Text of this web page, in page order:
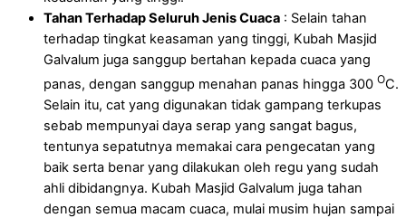
Tahan Terhadap Seluruh Jenis Cuaca : Selain tahan
terhadap tingkat keasaman yang tinggi, Kubah Masjid
Galvalum juga sanggup bertahan kepada cuaca yang
panas, dengan sanggup menahan panas hingga 300 OC.
Selain itu, cat yang digunakan tidak gampang terkupas
sebab mempunyai daya serap yang sangat bagus,
tentunya sepatutnya memakai cara pengecatan yang
baik serta benar yang dilakukan oleh regu yang sudah
ahli dibidangnya. Kubah Masjid Galvalum juga tahan
dengan semua macam cuaca, mulai musim hujan sampai